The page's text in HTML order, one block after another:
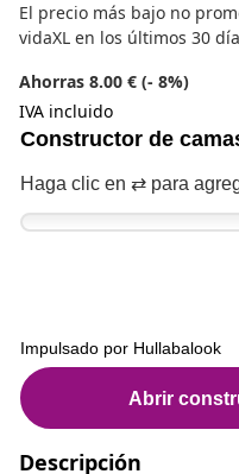
El precio más bajo no
vidaXL en los últimos 30
Ahorras 8.00 € (- 8%)
IVA incluido
Descripción